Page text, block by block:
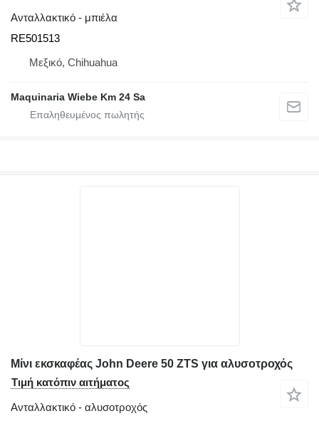
Ανταλλακτικό - μπιέλα
RE501513
Μεξικό, Chihuahua
Maquinaria Wiebe Km 24 Sa
Μίνι εκσκαφέας John Deere 50 ZTS για αλυσοτροχός
Τιμή κατόπιν αιτήματος
Ανταλλακτικό - αλυσοτροχός